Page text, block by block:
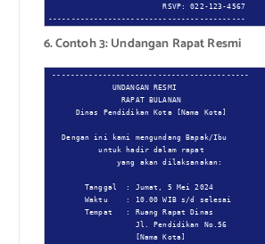
                         RSVP: 022-123-4567
-------------------------------------------
6. Contoh 3: Undangan Rapat Resmi
-------------------------------------------
              UNDANGAN RESMI
                RAPAT BULANAN
      Dinas Pendidikan Kota [Nama Kota]
   Dengan ini kami mengundang Bapak/Ibu
           untuk hadir dalam rapat
               yang akan dilaksanakan:
        Tanggal  : Jumat, 5 Mei 2024
        Waktu    : 10.00 WIB s/d selesai
        Tempat   : Ruang Rapat Dinas
                   Jl. Pendidikan No.56
                   [Nama Kota]